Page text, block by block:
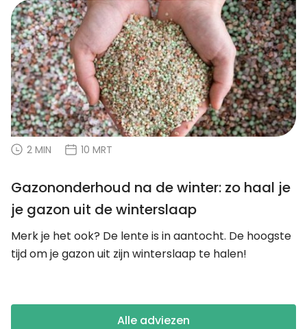
2 MIN 10 MRT
Gazononderhoud na de winter: zo haal je
je gazon uit de winterslaap
Merk je het ook? De lente is in aantocht. De hoogste
tijd om je gazon uit zijn winterslaap te halen!
Alle adviezen